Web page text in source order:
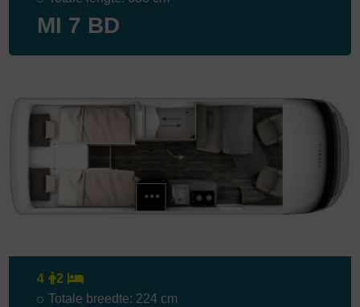
MI 7 BD
4
2
Totale breedte: 224 cm